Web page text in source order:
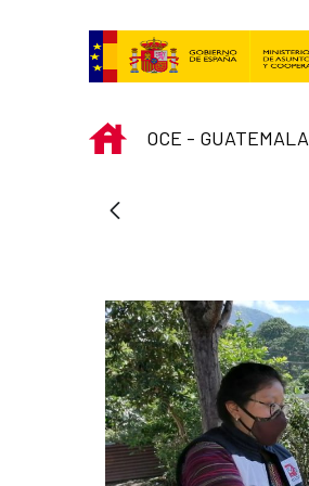
INICIO
OCE - GUATEMALA